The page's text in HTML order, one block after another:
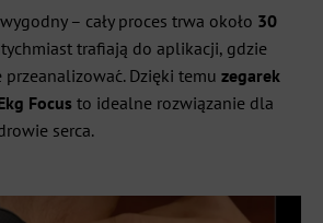
– cały proces trwa około 30
trafiają do aplikacji, gdzie
przeanalizować. Dzięki temu zegarek
Focus to idealne rozwiązanie dla
serca.